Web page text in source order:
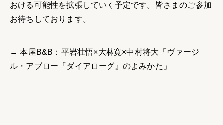
おける可能性を拡張していく予定です。皆さまのご参加
お待ちしております。
→ 本屋B&B：平岩壮悟×大林寛×中村将大「ヴァージ
ル・アブロー『ダイアローグ』のよみかた」